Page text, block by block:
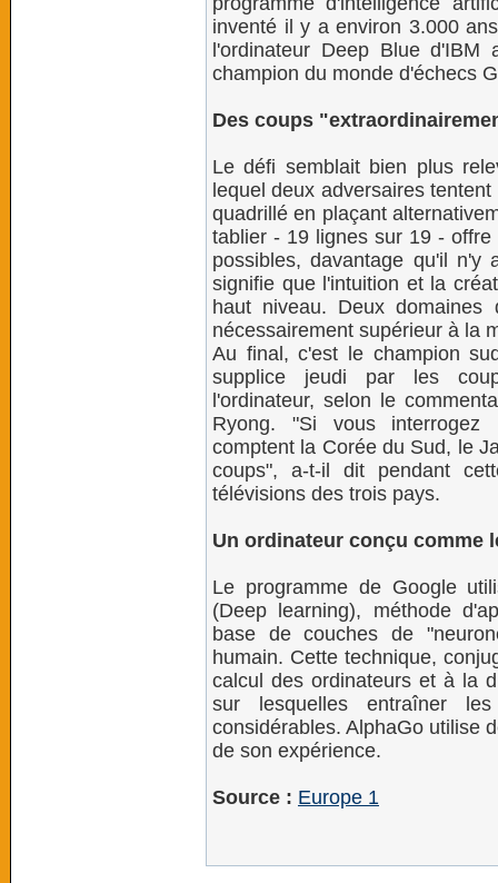
inventé il y a environ 3.000
l'ordinateur Deep Blue
champion du monde d'échecs
Des coups
Le défi semblait bien plus
lequel deux adversaires
quadrillé en plaçant
tablier - 19 lignes sur 19 -
possibles, davantage qu'il n'y
signifie que l'intuition et la
haut niveau. Deux domaines
nécessairement supérieur à la
Au final, c'est le champion
supplice jeudi par les
l'ordinateur, selon le
Ryong. "Si vous interrogez
comptent la Corée du Sud, le
coups", a-t-il dit pendant
télévisions des trois pays.
Un ordinateur conçu comme
Le programme de Google
(Deep learning), méthode
base de couches de
humain. Cette technique,
calcul des ordinateurs et à la
sur lesquelles entraîner
considérables. AlphaGo utilise
de son expérience.
Source : Europe 1